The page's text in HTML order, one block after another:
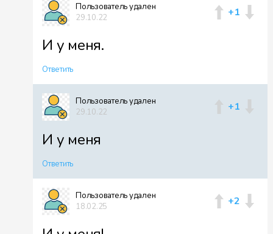
Пользователь удален
29.10.22
+1
И у меня.
Ответить
Пользователь удален
29.10.22
+1
И у меня
Ответить
Пользователь удален
18.02.25
+2